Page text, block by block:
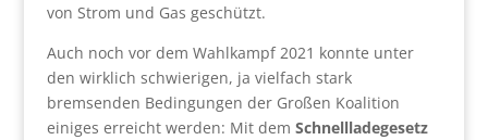
von Strom und Gas geschützt.
Auch noch vor dem Wahlkampf 2021 konnte unter
den wirklich schwierigen, ja vielfach stark
bremsenden Bedingungen der Großen Koalition
einiges erreicht werden: Mit dem Schnellladegesetz